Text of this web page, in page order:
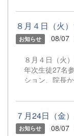
盛況でした。
プレゼン、弦
ーム等々、盛
ただいた皆様
12日（土）に
明会を開催い
お知らせ 08/07
８月４日（火
年次生徒27名
ション、院長
臨床検査部 →
実施しました
熱心に丁寧に
は食い入るよ
お知らせ 08/07